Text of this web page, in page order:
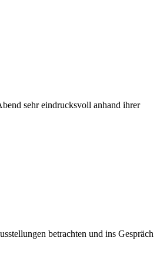
sehr eindrucksvoll anhand ihrer
betrachten und ins Gespräch